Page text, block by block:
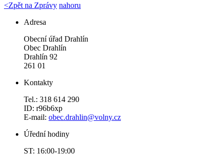
<Zpět na Zprávy nahoru
Adresa
Obecní úřad Drahlín
Obec Drahlín
Drahlín 92
261 01
Kontakty
Tel.: 318 614 290
ID: r96b6xp
E-mail: obec.drahlin@volny.cz
Úřední hodiny
ST: 16:00-19:00